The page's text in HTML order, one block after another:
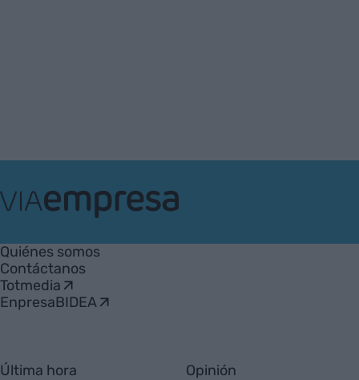
Empresa
Quiénes somos
Contáctanos
Totmedia
EnpresaBIDEA
Última hora Opinión